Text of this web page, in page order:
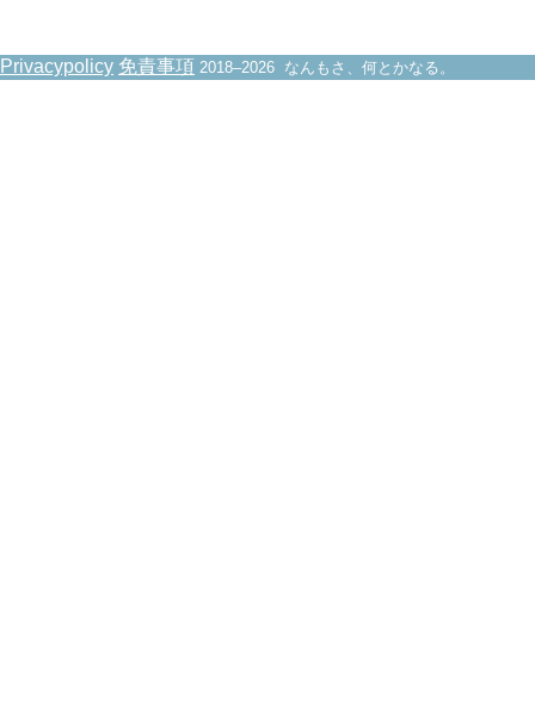
ブ
Privacypolicy 免責事項 2018–2026 なんもさ、何とかなる。